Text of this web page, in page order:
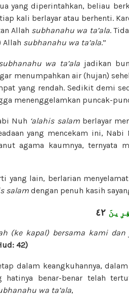
yang diperintahkan, beliau
kali berlayar atau berhenti.
Allah subhanahu wa ta’ala.
Allah subhanahu wa ta’ala.”
wa ta’ala jadikan
menumpahkan air (hujan)
yang rendah. Sedikit demi
menenggelamkan puncak-
Nuh ‘alahis salamberlayar
yang mencekam ini, Nabi
agama kaumnya, ternyata
yang lain, berlarian
salam dengan penuh kasih
(ke kapal) bersama kami
42)
dalam keangkuhannya,
benar-benar telah
wa ta’ala,